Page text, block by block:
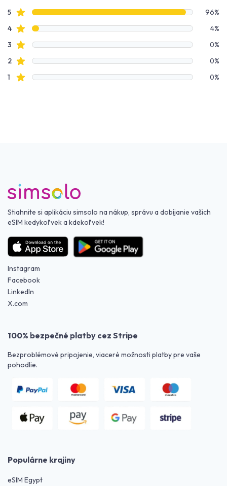
Údaje o recenziách
5Hviezdičkové recenzie
96%
4Hviezdičkové recenzie
4%
3 Hviezdičkové recenzie
0%
2Hviezdičkové recenzie
0%
1 Hviezdičkové recenzie 0%
Stiahnite si aplikáciu simsolo na nákup, správu a dobíjanie vašich
eSIM kedykoľvek a kdekoľvek!
Instagram
Facebook
LinkedIn
X.com
100% bezpečné platby cez Stripe
Bezproblémové pripojenie, viaceré možnosti platby pre vaše
pohodlie.
Populárne krajiny
eSIM Egypt